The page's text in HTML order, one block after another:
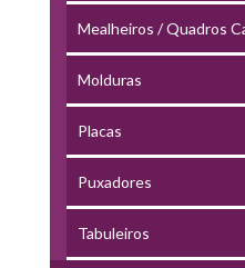
Mealheiros / Quadros
Molduras
Placas
Puxadores
Tabuleiros